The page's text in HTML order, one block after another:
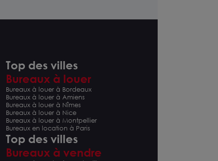
Top des villes
Bureaux à louer
Bureaux à louer à Bordeaux
Bureaux à louer à Amiens
Bureaux à louer à Nîmes
Bureaux à louer à Nice
Bureaux à louer à Montpellier
Bureaux en location à Paris
Top des villes
Bureaux à vendre